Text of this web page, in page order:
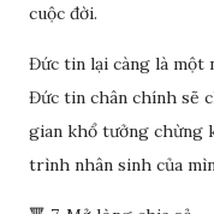
cuộc đời.
Đức tin lại càng là một
Đức tin chân chính sẽ
gian khổ tưởng chừng
trình nhân sinh của